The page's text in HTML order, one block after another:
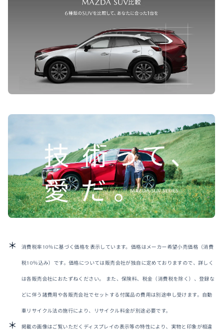
消費税率10％に基づく価格を表示しています。価格はメーカー希望小売価格（消費
税10％込み）です。価格については販売会社が独自に定めておりますので、詳しく
は各販売会社におたずねください。 また、保険料、税金（消費税を除く）、登録な
どに伴う諸費用や各販売会社でセットする付属品の費用は別途申し受けます。自動
車リサイクル法の施行により、リサイクル料金が別途必要です。
掲載の画像はご覧いただくディスプレイの表示等の特性により、実物と印象が相違